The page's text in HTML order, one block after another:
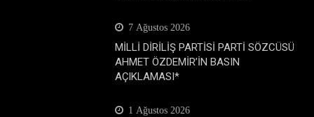
7 Ağustos 2026
MİLLİ DİRİLİŞ PARTİSİ PARTİ SÖZCÜSÜ
AHMET ÖZDEMİR’İN BASIN
AÇIKLAMASI*
1 Ağustos 2026